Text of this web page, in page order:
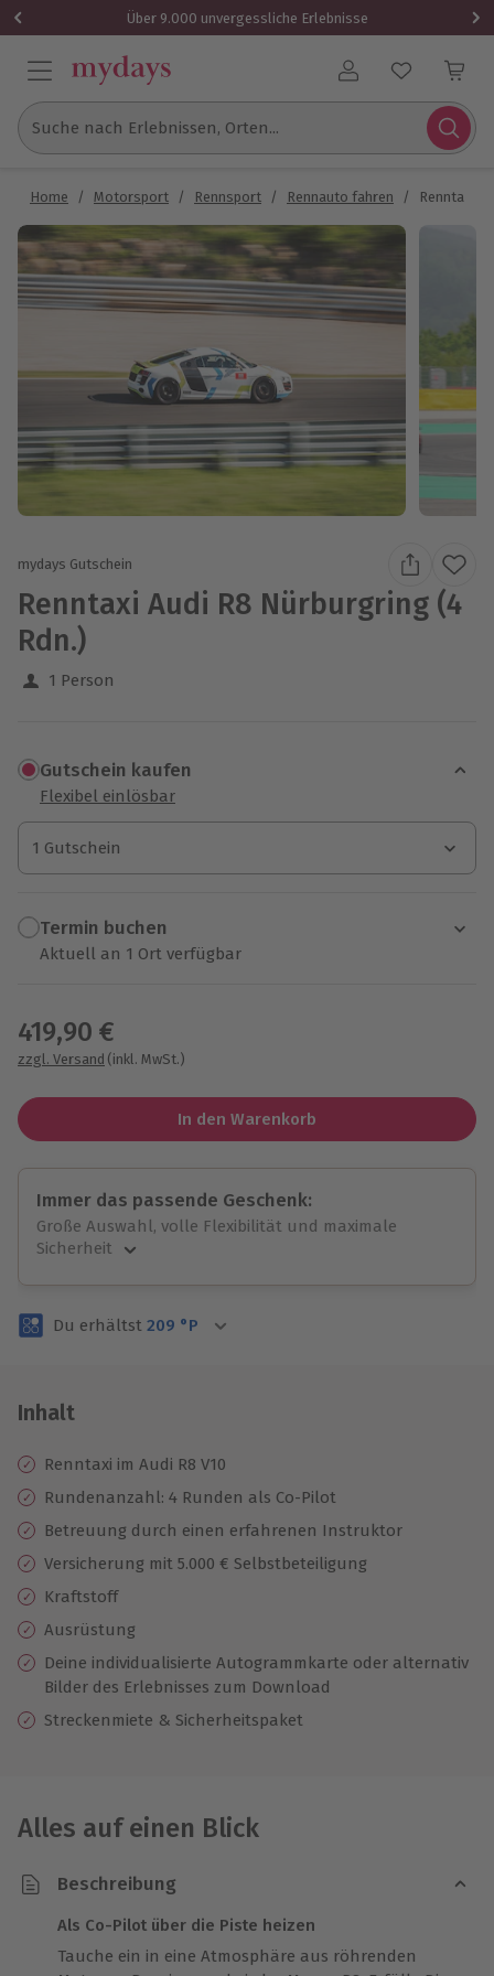
Über 9.000 unvergessliche Erlebnisse
Benutzerkonto
Suche nach Erlebnissen, Orten...
Home / Motorsport / Rennsport / Rennauto fahren / Renntaxi
mydays Gutschein
Renntaxi Audi R8 Nürburgring (4
Rdn.)
1 Person
Gutschein kaufen
Flexibel einlösbar
1 Gutschein
1 Gutschein
1 Gutschein
Termin buchen
Aktuell an 1 Ort verfügbar
419,90 €
zzgl. Versand (inkl. MwSt.)
In den Warenkorb
Immer das passende Geschenk:
Große Auswahl, volle Flexibilität und maximale
Sicherheit
Volle Flexibilität
3 Jahre gültig & verlängerbar.
Du erhältst 209 °P
Inhalt
Renntaxi im Audi R8 V10
Rundenanzahl: 4 Runden als Co-Pilot
Betreuung durch einen erfahrenen Instruktor
Versicherung mit 5.000 € Selbstbeteiligung
Kraftstoff
Ausrüstung
Deine individualisierte Autogrammkarte oder alternativ
Bilder des Erlebnisses zum Download
Streckenmiete & Sicherheitspaket
Alles auf einen Blick
Beschreibung
Als Co-Pilot über die Piste heizen
Tauche ein in eine Atmosphäre aus röhrenden